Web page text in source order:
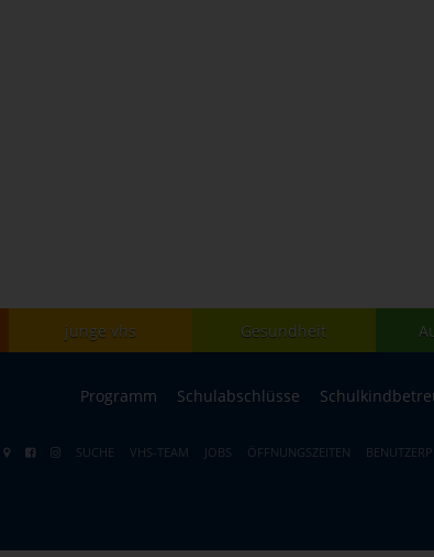
junge vhs Gesundheit
Programm Schulabschlüsse
SUCHE VHS-TEAM JOBS ÖFFNUNGSZEITEN